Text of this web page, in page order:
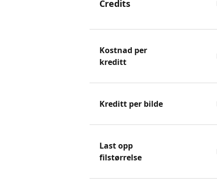
Credits
Kostnad per
kreditt
Kreditt per bilde
Last opp
filstørrelse